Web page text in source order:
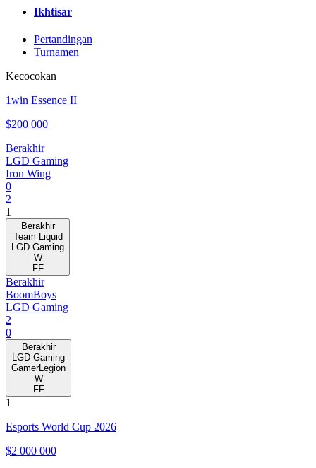
Ikhtisar
Pertandingan
Turnamen
Kecocokan
1win Essence II
$200 000
Berakhir
LGD Gaming
Iron Wing
0
2
1
Berakhir
Team Liquid
LGD Gaming
W
FF
Berakhir
BoomBoys
LGD Gaming
2
0
Berakhir
LGD Gaming
GamerLegion
W
FF
1
Esports World Cup 2026
$2 000 000